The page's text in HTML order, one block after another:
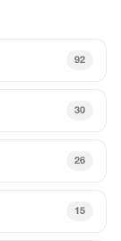
92
30
26
15